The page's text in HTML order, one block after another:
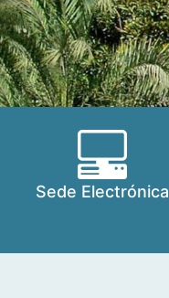
Sede Electrónica